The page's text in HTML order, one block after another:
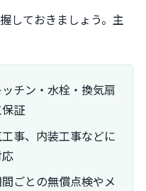
しておきましょう。主
チン・水栓・換気扇
証
事、内装工事などに
ごとの無償点検やメ